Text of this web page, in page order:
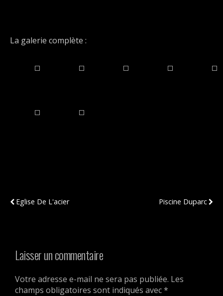
La galerie complète :
Eglise De L'acier
Piscine Duparc
Laisser un commentaire
Votre adresse e-mail ne sera pas publiée. Les
champs obligatoires sont indiqués avec*